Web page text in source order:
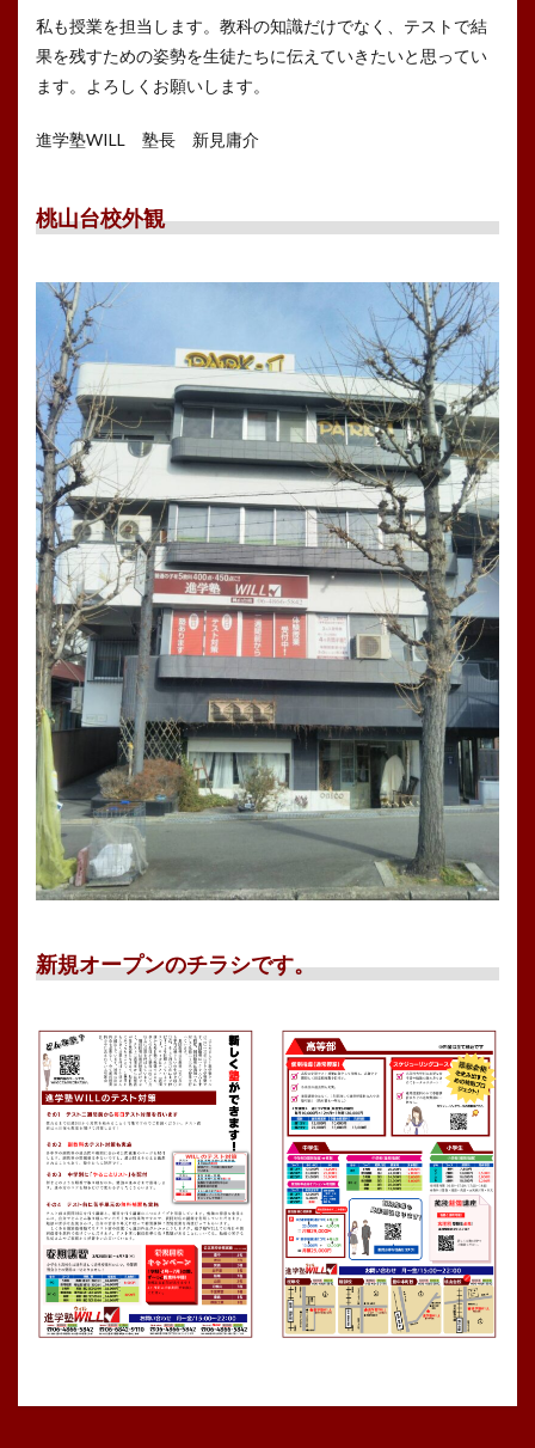
私も授業を担当します。教科の知識だけでなく、テストで結
果を残すための姿勢を生徒たちに伝えていきたいと思ってい
ます。よろしくお願いします。
進学塾WILL 塾長 新見庸介
桃山台校外観
新規オープンのチラシです。